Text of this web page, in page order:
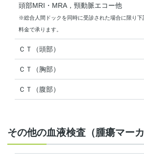
頭部MRI・MRA，頸動脈エコー他
※総合人間ドックを同時に受診された場合に限り下
料金で承ります。
ＣＴ（頭部）
ＣＴ（胸部）
ＣＴ（腹部）
その他の血液検査（腫瘍マーカ